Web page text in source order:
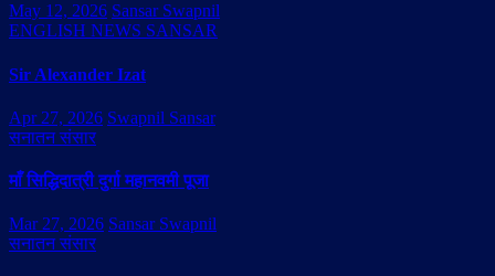
May 12, 2026 Sansar Swapnil
ENGLISH NEWS SANSAR
Sir Alexander Izat
Apr 27, 2026 Swapnil Sansar
सनातन संसार
माँ सिद्धिदात्री दुर्गा महानवमी पूजा
Mar 27, 2026 Sansar Swapnil
सनातन संसार